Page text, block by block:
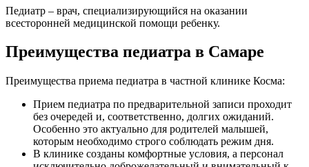
Педиатр – врач, специализирующийся на оказании
всесторонней медицинской помощи ребенку.
Преимущества педиатра в Самаре
Преимущества приема педиатра в частной клинике Косма:
Прием педиатра по предварительной записи проходит
без очередей и, соответственно, долгих ожиданий.
Особенно это актуально для родителей малышей,
которым необходимо строго соблюдать режим дня.
В клинике созданы комфортные условия, а персонал